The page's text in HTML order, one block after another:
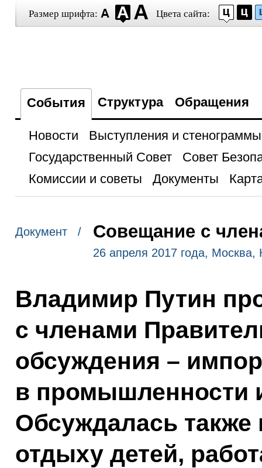
Размер шрифта: Цвета сайта:
События Структура Обращения
Новости
Выступления и стенограммы
Государственный Совет
Совет
Комиссии и советы
Документы
Документ / Совещание с
26 апреля 2017 года, Москва,
Владимир Путин
с членами
обсуждения –
в промышленности
Обсуждалась также
отдыху детей,